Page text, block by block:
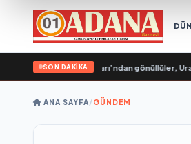
SON DAKİKA
Genç Muhafızları’ndan gönüllüler, Ural ve
ANA SAYFA/GÜNDEM